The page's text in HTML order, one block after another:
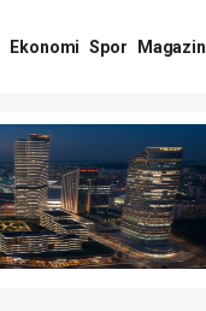
Ekonomi Spor Magazin